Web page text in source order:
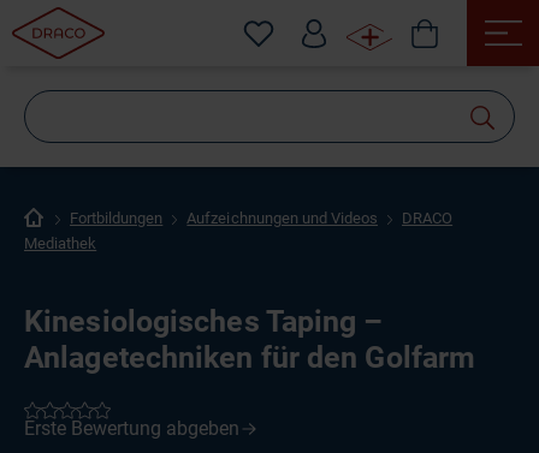
Fortbildungen Aufzeichnungen und Videos
DRACO
Mediathek
Kinesiologisches Taping –
Anlagetechniken für den Golfarm
suchen